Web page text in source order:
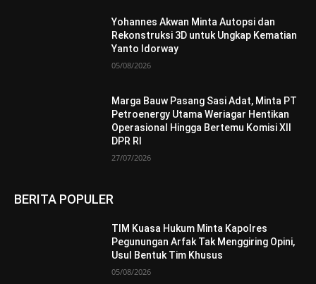
Yohannes Akwan Minta Autopsi dan
Rekonstruksi 3D untuk Ungkap Kematian
Yanto Idorway
05/08/2026
Marga Bauw Pasang Sasi Adat, Minta PT
Petroenergy Utama Weriagar Hentikan
Operasional Hingga Bertemu Komisi XII
DPR RI
27/07/2026
BERITA POPULER
TIM Kuasa Hukum Minta Kapolres
Pegunungan Arfak Tak Menggiring Opini,
Usul Bentuk Tim Khusus
05/08/2026